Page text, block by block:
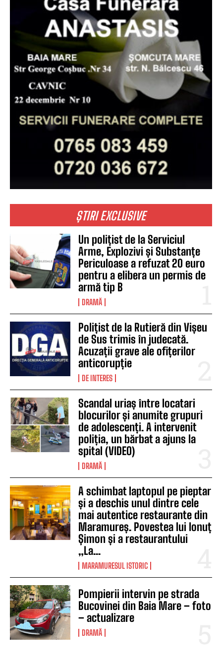
ȘTIRI EXCLUSIVE
Un polițist de la Serviciul
Arme, Explozivi și Substanțe
Periculoase a refuzat 20 euro
pentru a elibera un permis de
armă tip B
DRAMĂ
Polițist de la Rutieră din Vișeu
de Sus trimis în judecată.
Acuzații grave ale ofițerilor
anticorupție
DE INTERES
Scandal uriaș între locatari
blocurilor și anumite grupuri
de adolescenți. A intervenit
poliția, un bărbat a ajuns la
spital (VIDEO)
DRAMĂ
A schimbat laptopul pe pieptar
și a deschis unul dintre cele
mai autentice restaurante din
Maramureș. Povestea lui Ionuț
Șimon și a restaurantului
„La...
MARAMURESUL ISTORIC
Pompierii intervin pe strada
Bucovinei din Baia Mare – foto
– actualizare
DRAMĂ